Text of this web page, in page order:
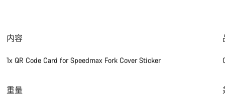
内容
1x QR Code Card for Speedmax Fork Cover Sticker
重量